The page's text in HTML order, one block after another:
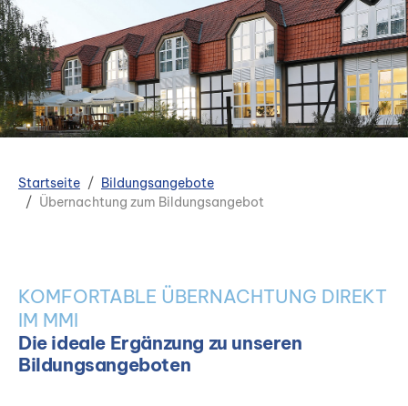
Startseite
Bildungsangebote
Übernachtung zum Bildungsangebot
KOMFORTABLE ÜBERNACHTUNG DIREKT
IM MMI
Die ideale Ergänzung zu unseren
Bildungsangeboten